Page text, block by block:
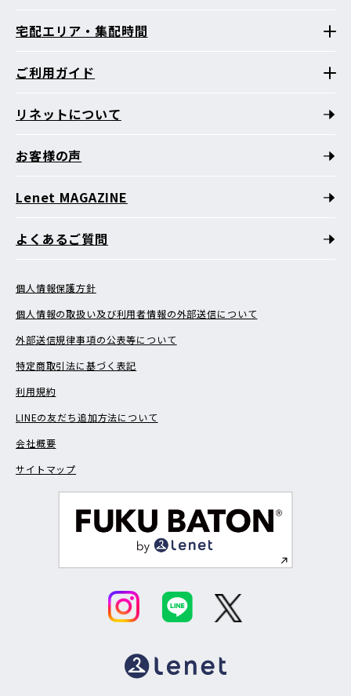
宅配エリア・集配時間
ご利用ガイド
リネットについて
お客様の声
Lenet MAGAZINE
よくあるご質問
個人情報保護方針
個人情報の取扱い及び利用者情報の外部送信について
外部送信規律事項の公表等について
特定商取引法に基づく表記
利用規約
LINEの友だち追加方法について
会社概要
サイトマップ